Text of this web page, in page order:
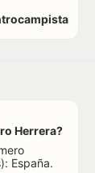
Herrera?
España.